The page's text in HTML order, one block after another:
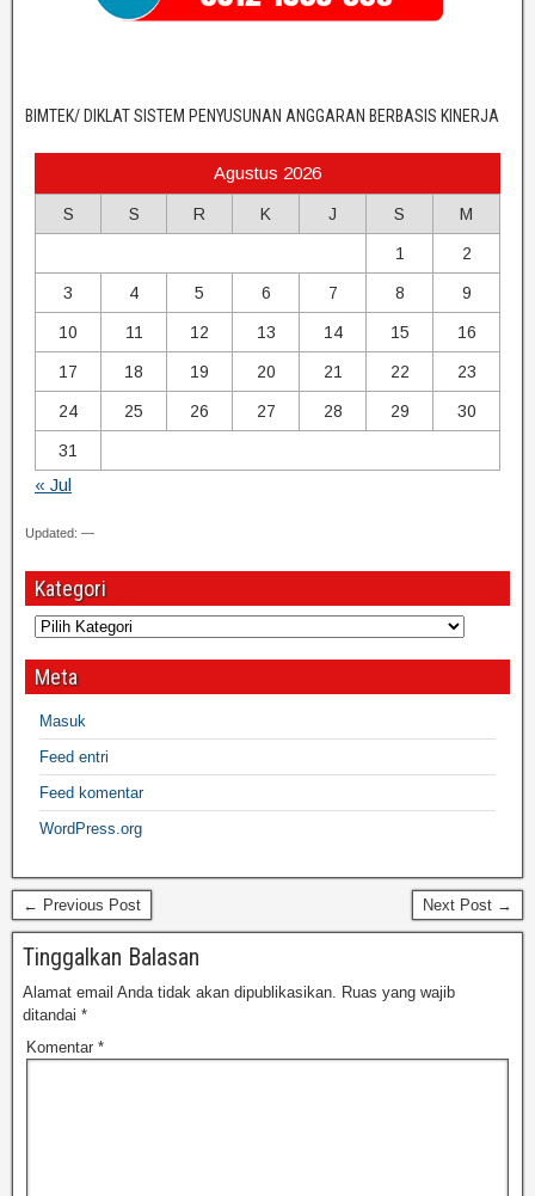
BIMTEK/ DIKLAT SISTEM PENYUSUNAN ANGGARAN BERBASIS KINERJA
Agustus 2026
S S R K J S M
1 2
3 4 5 6 7 8 9
10 11 12 13 14 15 16
17 18 19 20 21 22 23
24 25 26 27 28 29 30
31
« Jul
Updated: —
Kategori
Meta
Masuk
Feed entri
Feed komentar
WordPress.org
← Previous Post Next Post →
Tinggalkan Balasan
Alamat email Anda tidak akan dipublikasikan. Ruas yang wajib
ditandai *
Komentar *